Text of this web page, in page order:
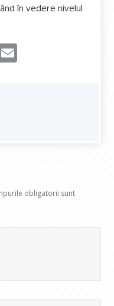
în vedere nivelul
obligatorii sunt